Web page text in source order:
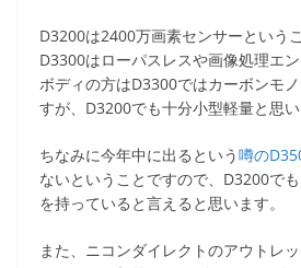
D3200は2400万画素センサーという
D3300はローパスレスや画像処理エ
ボディの方はD3300ではカーボンモ
すが、D3200でも十分小型軽量と思い
ちなみに今年中に出るという噂の
ないということですので、D3200で
を持っていると言えると思います。
また、ニコンダイレクトのアウトレッ